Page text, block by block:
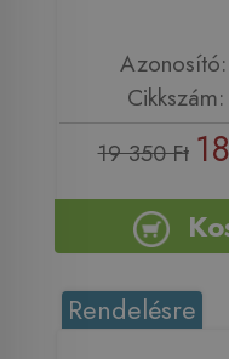
19 350 Ft
Rendelésre